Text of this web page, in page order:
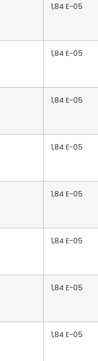
1,84 E-05
1,84 E-05
1,84 E-05
1,84 E-05
1,84 E-05
1,84 E-05
1,84 E-05
1,84 E-05